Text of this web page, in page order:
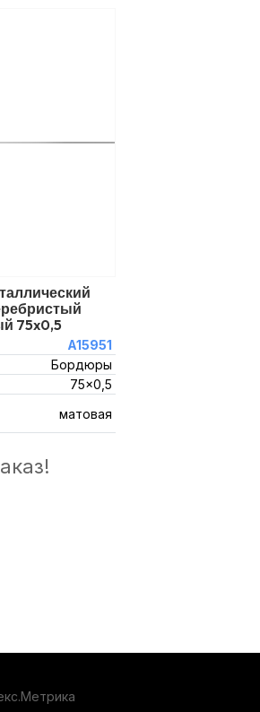
75x0,5
A15951
Бордюры
75x0,5
матовая